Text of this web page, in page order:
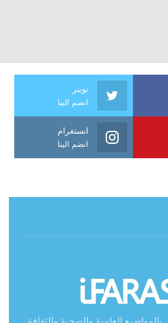
تويتر
انضم الينا
انستغرام
انضم الينا
العلمية والصحية والثقافة